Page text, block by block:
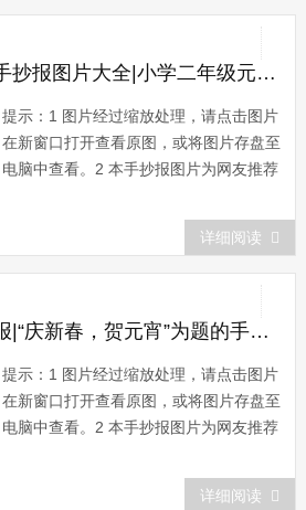
迎您向本站提供推荐优秀的手抄报作
小学二年级元宵节手抄报图片大全|小学二年级元宵节手抄报
提示：1 图片经过缩放处理，请点击图片
在新窗口打开查看原图，或将图片存盘至
电脑中查看。2 本手抄报图片为网友推荐
仅为网友借鉴、欣赏他人作品时提供方
便。如有任何疑问，请与本站联系。3 欢
迎您向本站提供推荐优秀的手抄报作
详细阅读
庆新春迎元宵手抄报|“庆新春，贺元宵”为题的手抄报
提示：1 图片经过缩放处理，请点击图片
在新窗口打开查看原图，或将图片存盘至
电脑中查看。2 本手抄报图片为网友推荐
仅为网友借鉴、欣赏他人作品时提供方
便。如有任何疑问，请与本站联系。3 欢
详细阅读